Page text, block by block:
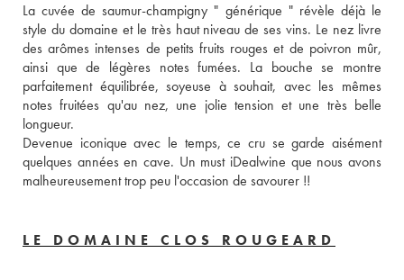
La cuvée de saumur-champigny " générique " révèle déjà le
style du domaine et le très haut niveau de ses vins. Le nez livre
des arômes intenses de petits fruits rouges et de poivron mûr,
ainsi que de légères notes fumées. La bouche se montre
parfaitement équilibrée, soyeuse à souhait, avec les mêmes
notes fruitées qu'au nez, une jolie tension et une très belle
longueur.
Devenue iconique avec le temps, ce cru se garde aisément
quelques années en cave. Un must iDealwine que nous avons
malheureusement trop peu l'occasion de savourer !!
LE DOMAINE CLOS ROUGEARD